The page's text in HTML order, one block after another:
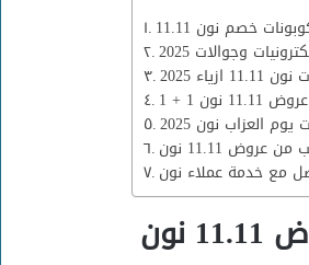
خصم نون 11.11
ازياء 2025
عروض 11.11 نون 1 + 1
العزاب نون 2025
عروض 11.11 نون
مع خدمة عملاء نون
نون